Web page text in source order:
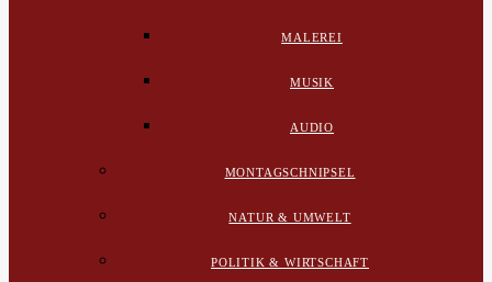
MALEREI
MUSIK
AUDIO
MONTAGSCHNIPSEL
NATUR & UMWELT
POLITIK & WIRTSCHAFT